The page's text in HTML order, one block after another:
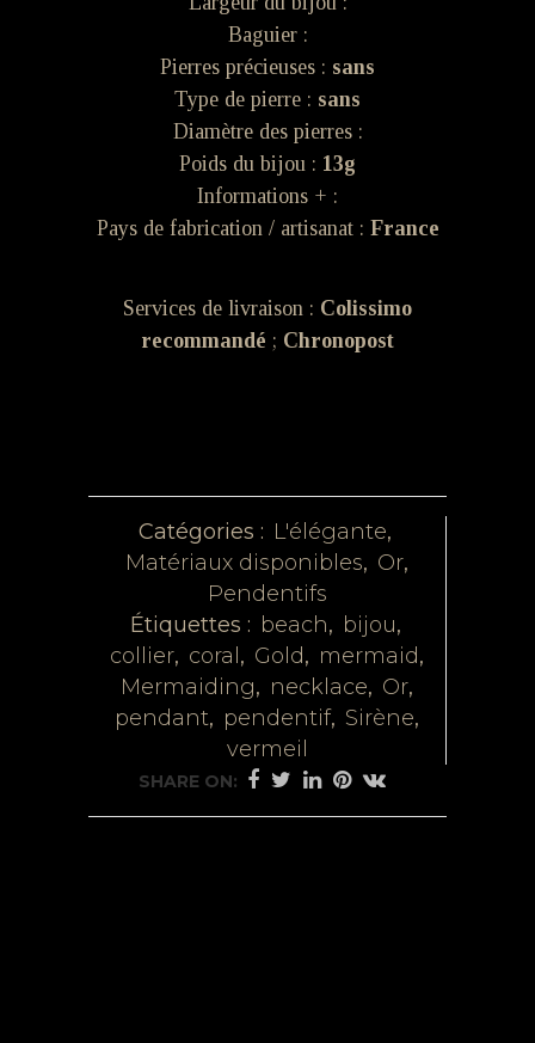
Baguier :
Pierres précieuses : sans
Type de pierre : sans
Diamètre des pierres :
Poids du bijou : 13g
Informations + :
Pays de fabrication / artisanat : France
Services de livraison : Colissimo
recommandé ; Chronopost
Catégories : L'élégante,
Matériaux disponibles, Or,
Pendentifs
Étiquettes : beach, bijou,
collier, coral , Gold, mermaid,
Mermaiding, necklace, Or,
pendant, pendentif, Sirène,
vermeil
SHARE ON: